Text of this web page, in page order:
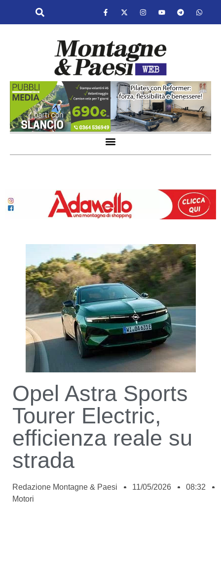
Opel Astra Sports
Tourer Electric,
efficienza reale su
strada
Redazione Montagne & Paesi 11/05/2026
08:32
Motori